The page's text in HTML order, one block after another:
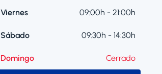
Viernes 09:00h - 21:00h
Sábado 09:30h - 14:30h
Domingo Cerrado